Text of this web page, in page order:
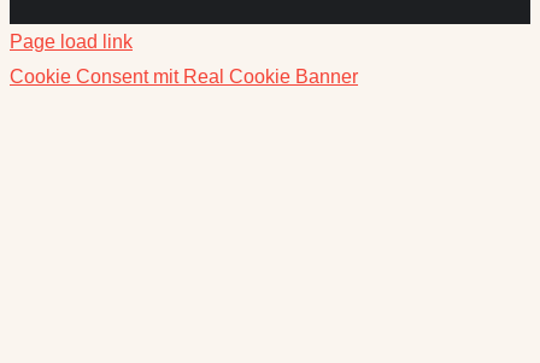
Page load link
Cookie Consent mit Real Cookie Banner